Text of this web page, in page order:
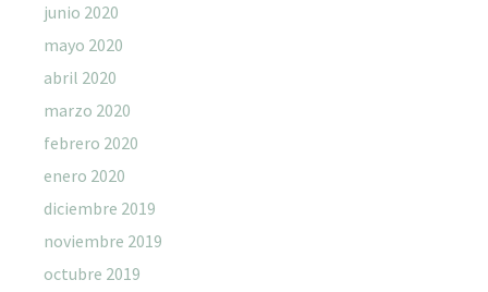
junio 2020
mayo 2020
abril 2020
marzo 2020
febrero 2020
enero 2020
diciembre 2019
noviembre 2019
octubre 2019